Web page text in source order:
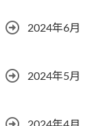
2024年6月
2024年5月